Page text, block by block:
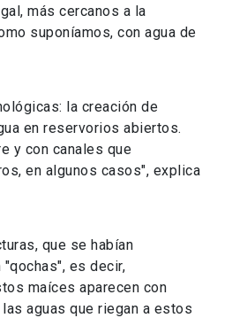
más cercanos a la
suponíamos, con agua de
la creación de
en reservorios abiertos.
y con canales que
en algunos casos", explica
que se habían
es decir,
maíces aparecen con
aguas que riegan a estos